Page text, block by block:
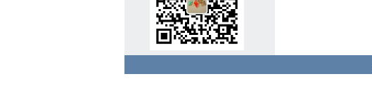
业技能证书等材料复印件);
(四)近期彩色证件照1张。注:
我馆收集以上材料仅用于招聘
工作，对应聘人员信息将严格
保密。有关材料恕不退还。